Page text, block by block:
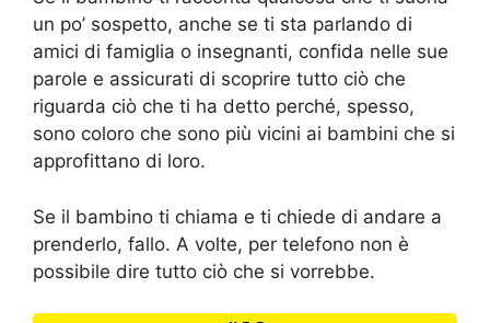
un po’ sospetto, anche se ti sta parlando di
amici di famiglia o insegnanti, confida nelle sue
parole e assicurati di scoprire tutto ciò che
riguarda ciò che ti ha detto perché, spesso,
sono coloro che sono più vicini ai bambini che si
approfittano di loro.
Se il bambino ti chiama e ti chiede di andare a
prenderlo, fallo. A volte, per telefono non è
possibile dire tutto ciò che si vorrebbe.